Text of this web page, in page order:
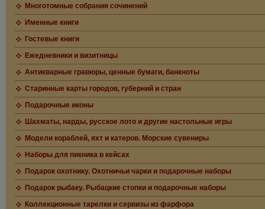
Многотомные собрания сочинений
Именные книги
Гостевые книги
Ежедневники и визитницы
Антикварные гравюры, ценные бумаги, банкноты
Старинные карты городов, губерний и стран
Подарочные иконы
Шахматы, нарды, русское лото и другие настольные игры
Модели кораблей, яхт и катеров. Морские сувениры
Наборы для пикника в кейсах
Подарок охотнику. Охотничьи чарки и подарочные наборы
Подарок рыбаку. Рыбацкие стопки и подарочные наборы
Коллекционные тарелки и сервизы из фарфора